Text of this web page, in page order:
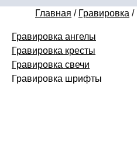
Главная / Гравировка /
Гравировка ангелы
Гравировка кресты
Гравировка свечи
Гравировка шрифты